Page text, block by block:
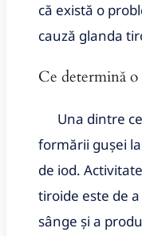
că există o
cauză glanda
Ce determină o
Una dintre
formării gușei
de iod.
tiroide este de
sânge și a